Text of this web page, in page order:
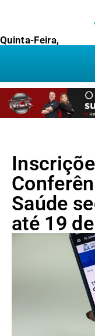
Quinta-Feira,
Saúde
até 19